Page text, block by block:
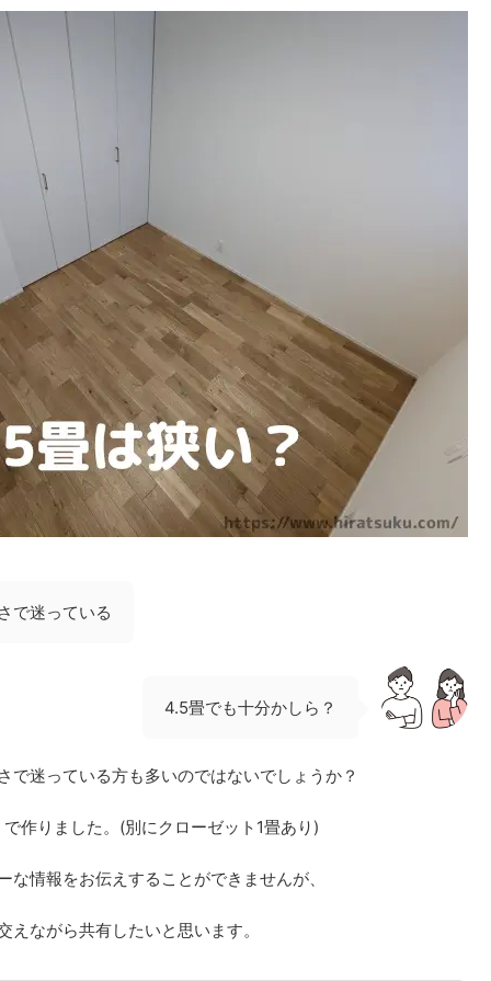
で迷っている
4.5畳でも十分かしら？
で迷っている方も多いのではないでしょうか？
作りました。(別にクローゼット1畳あり)
な情報をお伝えすることができませんが、
ながら共有したいと思います。